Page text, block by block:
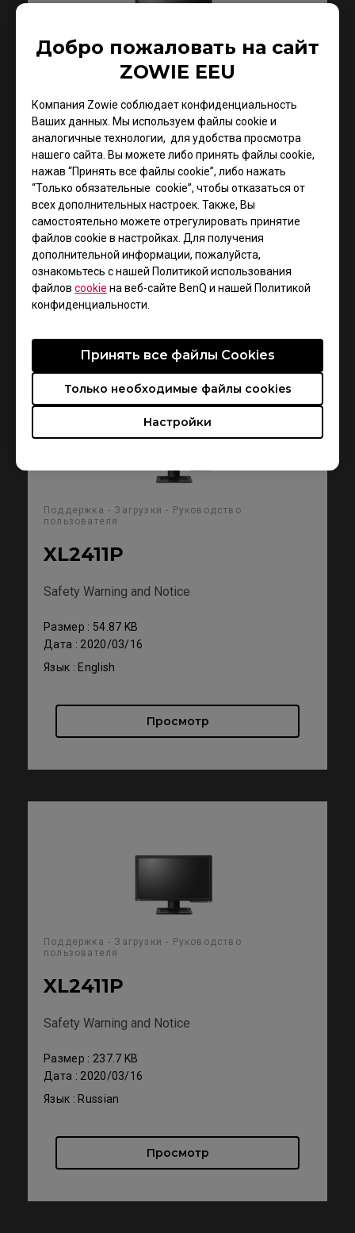
Добро пожаловать на сайт
ZOWIE EEU
Компания Zowie соблюдает конфиденциальность
Ваших данных. Мы используем файлы cookie и
аналогичные технологии, для удобства просмотра
нашего сайта. Вы можете либо принять файлы cookie,
нажав “Принять все файлы cookie”, либо нажать
“Только обязательные cookie”, чтобы отказаться от
всех дополнительных настроек. Также, Вы
самостоятельно можете отрегулировать принятие
файлов cookie в настройках. Для получения
дополнительной информации, пожалуйста,
ознакомьтесь с нашей Политикой использования
файлов cookie на веб-сайте BenQ и нашей Политикой
конфиденциальности.
Настройки
Только необходимые файлы cookies
Принять все файлы Сookies
Поддержка - Загрузки - Руководство
XL2411P
параметры разрешения
Размер : 409.64 KB
Дата : 2017/08/01
Язык : Russian
Просмотр
Поддержка - Загрузки - Руководство
пользователя
XL2411P
Safety Warning and Notice
Размер : 54.87 KB
Дата : 2020/03/16
Язык : English
Просмотр
Поддержка - Загрузки - Руководство
пользователя
XL2411P
Safety Warning and Notice
Размер : 237.7 KB
Дата : 2020/03/16
Язык : Russian
Просмотр